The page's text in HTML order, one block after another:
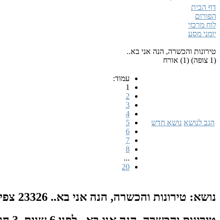
דף הבית
הפורום
לוח מרכזי
יומני מסע
טירונות והכשרה, הנה אני בא..
(1 צופה) (1) אורח
הגב לנושא נושא חדש
עמוד:
1
2
3
4
5
6
7
8
...
20
נושא: טירונות והכשרה, הנה אני בא.. 23326 צפיות